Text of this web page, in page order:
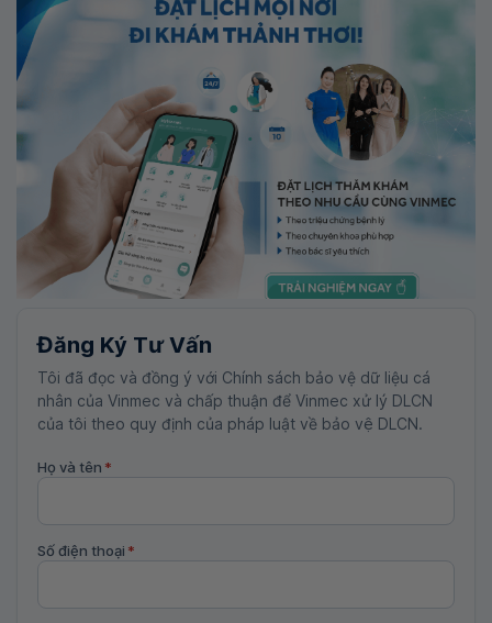
Đăng Ký Tư Vấn
Tôi đã đọc và đồng ý với Chính sách bảo vệ dữ liệu cá
nhân của Vinmec và chấp thuận để Vinmec xử lý DLCN
của tôi theo quy định của pháp luật về bảo vệ DLCN.
Họ và tên *
Số điện thoại *